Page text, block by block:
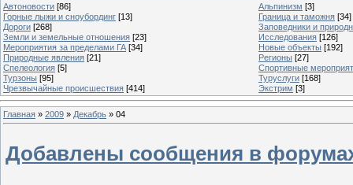
Автоновости [86] Альпинизм [3]
Горные лыжи и сноубординг [13] Граница и таможня [34]
Дороги [268]
Заповедники и
Земли и земельные отношения [23] Исследования [126]
Мероприятия за пределами ГА [34] Новые объекты [192]
Природные явления [21] Регионы [27]
Спелеология [5]
Спортивные
Турзоны [95] Туруслуги [168]
Чрезвычайные происшествия [414] Экстрим [3]
Главная » 2009 » Декабрь » 04
Добавлены сообщения в